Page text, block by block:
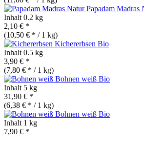
Papadam Madras
Inhalt 0.2 kg
2,10 € *
(10,50 € * / 1 kg)
Kichererbsen Bio
Inhalt 0.5 kg
3,90 € *
(7,80 € * / 1 kg)
Bohnen weiß Bio
Inhalt 5 kg
31,90 € *
(6,38 € * / 1 kg)
Bohnen weiß Bio
Inhalt 1 kg
7,90 € *